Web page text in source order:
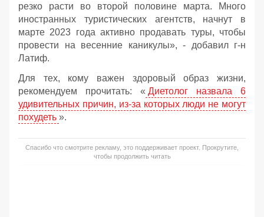
резко расти во второй половине марта. Много
иностранных туристических агентств, начнут в
марте 2023 года активно продавать туры, чтобы
провести на весенние каникулы», - добавил г-н
Латиф.
Для тех, кому важен здоровый образ жизни,
рекомендуем прочитать: « Диетолог назвала 6
удивительных причин, из-за которых люди не могут
похудеть ».
Спасибо что смотрите рекламу, это поддерживает проект. Прокрутите,
чтобы продолжить читать